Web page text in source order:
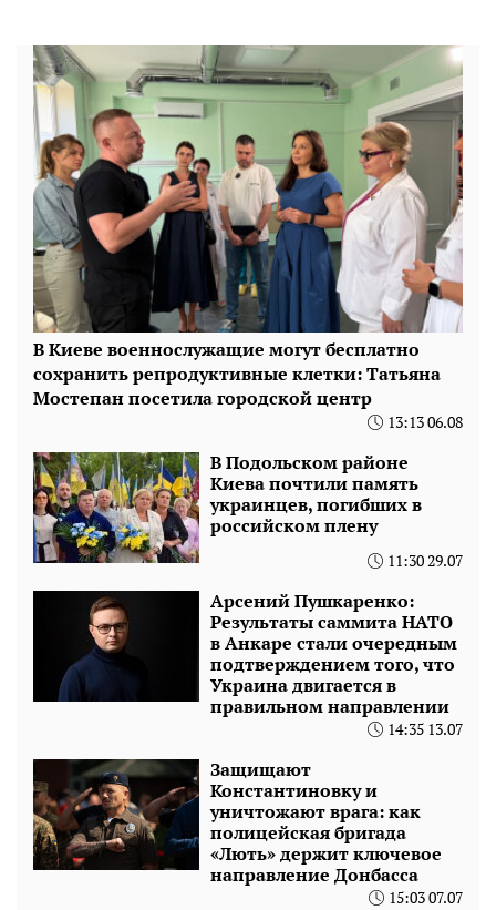
В Киеве военнослужащие могут бесплатно
сохранить репродуктивные клетки: Татьяна
Мостепан посетила городской центр
13:13 06.08
В Подольском районе
Киева почтили память
украинцев, погибших в
российском плену
11:30 29.07
Арсений Пушкаренко:
Результаты саммита НАТО
в Анкаре стали очередным
подтверждением того, что
Украина двигается в
правильном направлении
14:35 13.07
Защищают
Константиновку и
уничтожают врага: как
полицейская бригада
«Лють» держит ключевое
направление Донбасса
15:03 07.07